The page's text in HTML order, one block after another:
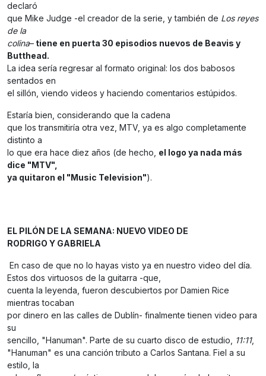
declaró
que Mike Judge -el creador de la serie, y también de Los reyes
de la
colina– tiene en puerta 30 episodios nuevos de Beavis y
Butthead.
La idea sería regresar al formato original: los dos babosos
sentados en
el sillón, viendo videos y haciendo comentarios estúpidos.
Estaría bien, considerando que la cadena
que los transmitiría otra vez, MTV, ya es algo completamente
distinto a
lo que era hace diez años (de hecho, el logo ya nada más
dice "MTV",
ya quitaron el "Music Television").
EL PILÓN DE LA SEMANA: NUEVO VIDEO DE
RODRIGO Y GABRIELA
En caso de que no lo hayas visto ya en nuestro video del día.
Estos dos virtuosos de la guitarra -que,
cuenta la leyenda, fueron descubiertos por Damien Rice
mientras tocaban
por dinero en las calles de Dublín- finalmente tienen video para
su
sencillo, "Hanuman". Parte de su cuarto disco de estudio, 11:11,
"Hanuman" es una canción tributo a Carlos Santana. Fiel a su
estilo, la